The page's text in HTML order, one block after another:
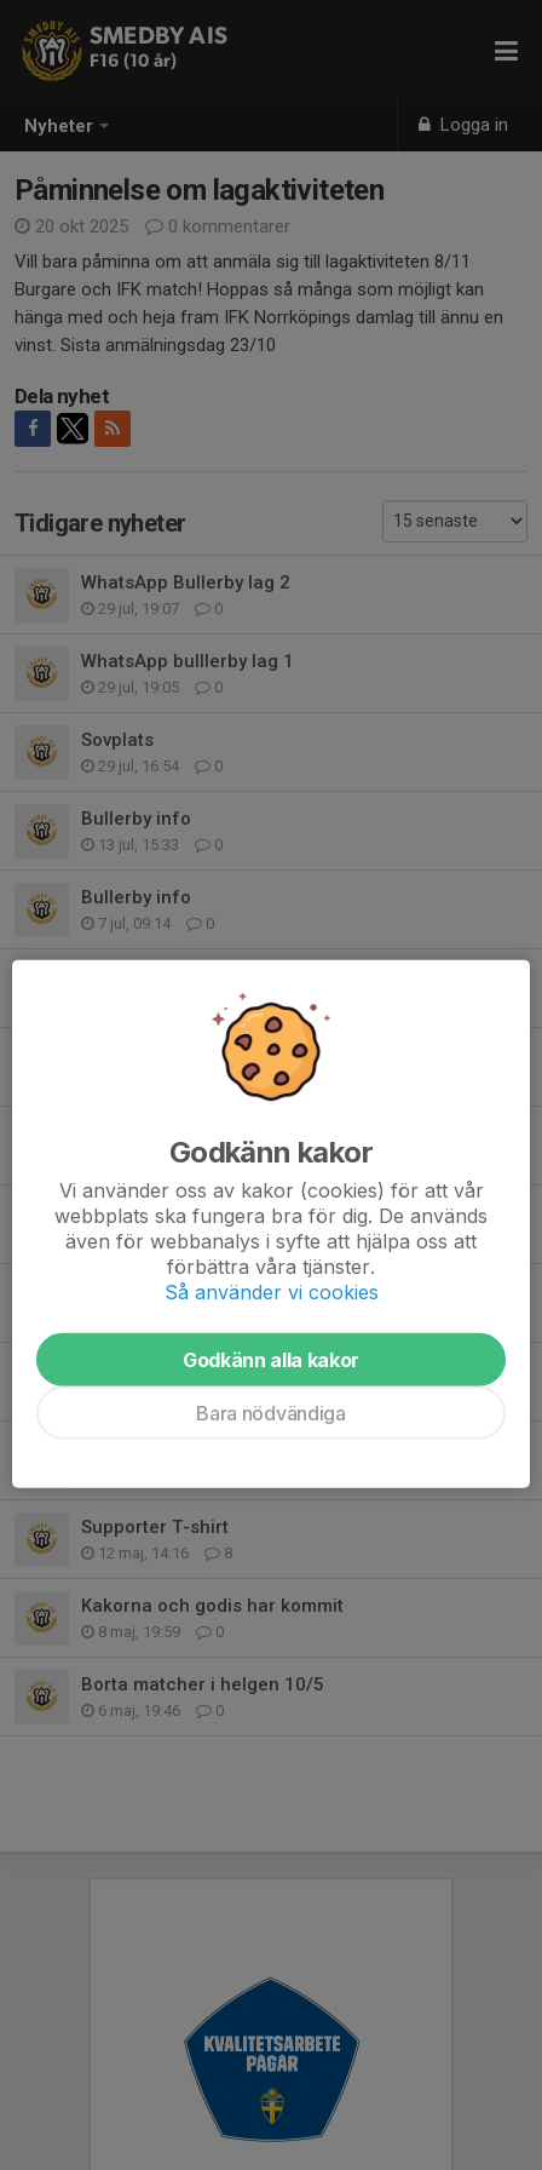
Nyheter Logga in
SMEDBY AIS
F16 (10 år)
Påminnelse om lagaktiviteten
20 okt 2025
0 kommentarer
Vill bara påminna om att anmäla sig till lagaktiviteten 8/11
Burgare och IFK match! Hoppas så många som möjligt kan
hänga med och heja fram IFK Norrköpings damlag till ännu en
vinst. Sista anmälningsdag 23/10
Dela nyhet
Tidigare nyheter
WhatsApp Bullerby lag 2
29 jul, 19:07 0
WhatsApp bulllerby lag 1
29 jul, 19:05 0
Sovplats
29 jul, 16:54 0
Bullerby info
13 jul, 15:33 0
Bullerby info
7 jul, 09:14 0
Sommaruppehåll efter måndag 15 juni
1 jun, 08:11 0
Gräskiosken F2016 Arbetspass
28 maj, 16:51 1
Gräskiosken arbetspass
Kakförsäljningen betalning
Supporter T-shirt
12 maj, 14:16 8
Kakorna och godis har kommit
8 maj, 19:59 0
Borta matcher i helgen 10/5
6 maj, 19:46 0
Godkänn kakor
Vi använder oss av kakor (cookies) för att vår
webbplats ska fungera bra för dig. De används
även för webbanalys i syfte att hjälpa oss att
förbättra våra tjänster.
Så använder vi cookies
Godkänn alla kakor
Bara nödvändiga